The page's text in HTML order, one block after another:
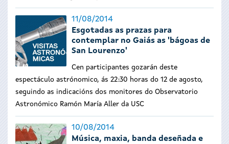
11/08/2014
Esgotadas as prazas para
contemplar no Gaiás as 'bágoas de
San Lourenzo'
Cen participantes gozarán deste
espectáculo astrónomico, ás 22:30 horas do 12 de agosto,
seguindo as indicacións dos monitores do Observatorio
Astronómico Ramón María Aller da USC
10/08/2014
Música, maxia, banda deseñada e